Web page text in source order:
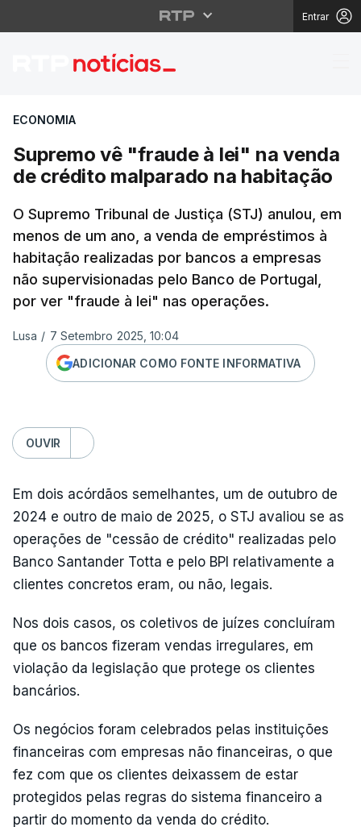
Entrar
Supremo vê "fraude
ECONOMIA
Supremo vê "fraude à lei" na venda
de crédito malparado na habitação
O Supremo Tribunal de Justiça (STJ) anulou, em
menos de um ano, a venda de empréstimos à
habitação realizadas por bancos a empresas
não supervisionadas pelo Banco de Portugal,
por ver "fraude à lei" nas operações.
Lusa / 7 Setembro 2025, 10:04
ADICIONAR COMO FONTE INFORMATIVA
OUVIR
Em dois acórdãos semelhantes, um de outubro de
2024 e outro de maio de 2025, o STJ avaliou se as
operações de "cessão de crédito" realizadas pelo
Banco Santander Totta e pelo BPI relativamente a
clientes concretos eram, ou não, legais.
Nos dois casos, os coletivos de juízes concluíram
que os bancos fizeram vendas irregulares, em
violação da legislação que protege os clientes
bancários.
Os negócios foram celebrados pelas instituições
financeiras com empresas não financeiras, o que
fez com que os clientes deixassem de estar
protegidos pelas regras do sistema financeiro a
partir do momento da venda do crédito.